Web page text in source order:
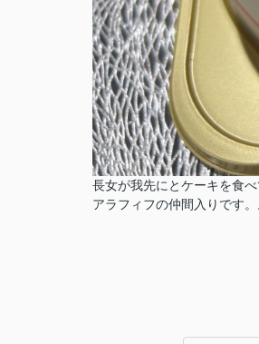
長女が我先にとケーキを食
アラフィフの仲間入りです。